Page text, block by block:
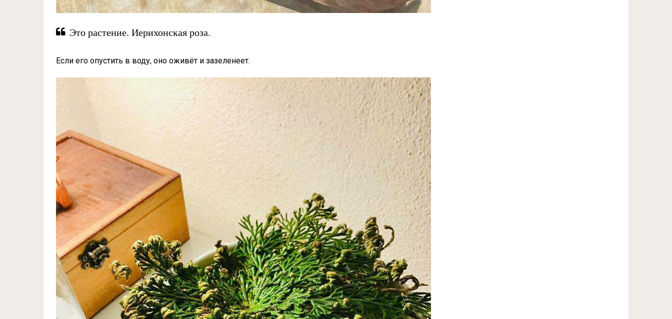
Это растение. Иерихонская роза.
Если его опустить в воду, оно оживёт и зазеленеет.